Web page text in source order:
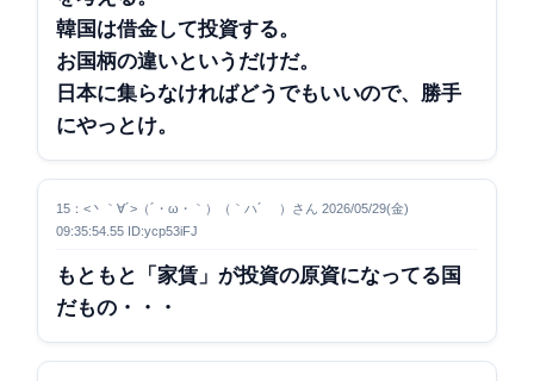
韓国は借金して投資する。
お国柄の違いというだけだ。
日本に集らなければどうでもいいので、勝手
にやっとけ。
15：<丶｀∀´>（´・ω・｀）（｀ハ´ ）さん 2026/05/29(金)
09:35:54.55 ID:ycp53iFJ
もともと「家賃」が投資の原資になってる国
だもの・・・